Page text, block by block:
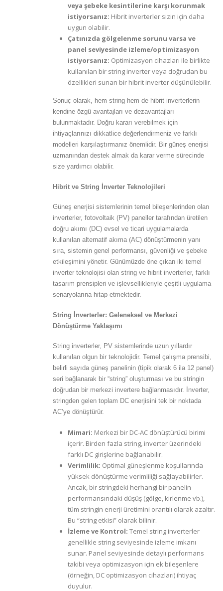
veya şebeke kesintilerine karşı korunmak
istiyorsanız: Hibrit inverterler sizin için daha
uygun olabilir.
Çatınızda gölgelenme sorunu varsa ve
panel seviyesinde izleme/optimizasyon
istiyorsanız: Optimizasyon cihazları ile birlikte
kullanılan bir string inverter veya doğrudan bu
özellikleri sunan bir hibrit inverter düşünülebilir.
Sonuç olarak, hem string hem de hibrit inverterlerin
kendine özgü avantajları ve dezavantajları
bulunmaktadır. Doğru kararı verebilmek için
ihtiyaçlarınızı dikkatlice değerlendirmeniz ve farklı
modelleri karşılaştırmanız önemlidir. Bir güneş enerjisi
uzmanından destek almak da karar verme sürecinde
size yardımcı olabilir.
Hibrit ve String İnverter Teknolojileri
Güneş enerjisi sistemlerinin temel bileşenlerinden olan
inverterler, fotovoltaik (PV) paneller tarafından üretilen
doğru akımı (DC) evsel ve ticari uygulamalarda
kullanılan alternatif akıma (AC) dönüştürmenin yanı
sıra, sistemin genel performansı, güvenliği ve şebeke
etkileşimini yönetir. Günümüzde öne çıkan iki temel
inverter teknolojisi olan string ve hibrit inverterler, farklı
tasarım prensipleri ve işlevsellikleriyle çeşitli uygulama
senaryolarına hitap etmektedir.
String İnverterler: Geleneksel ve Merkezi
Dönüştürme Yaklaşımı
String inverterler, PV sistemlerinde uzun yıllardır
kullanılan olgun bir teknolojidir. Temel çalışma prensibi,
belirli sayıda güneş panelinin (tipik olarak 6 ila 12 panel)
seri bağlanarak bir “string” oluşturması ve bu stringin
doğrudan bir merkezi invertere bağlanmasıdır. İnverter,
stringden gelen toplam DC enerjisini tek bir noktada
AC’ye dönüştürür.
Mimari: Merkezi bir DC-AC dönüştürücü birimi
içerir. Birden fazla string, inverter üzerindeki
farklı DC girişlerine bağlanabilir.
Verimlilik: Optimal güneşlenme koşullarında
yüksek dönüştürme verimliliği sağlayabilirler.
Ancak, bir stringdeki herhangi bir panelin
performansındaki düşüş (gölge, kirlenme vb.),
tüm stringin enerji üretimini orantılı olarak azaltır.
Bu “string etkisi” olarak bilinir.
İzleme ve Kontrol: Temel string inverterler
genellikle string seviyesinde izleme imkanı
sunar. Panel seviyesinde detaylı performans
takibi veya optimizasyon için ek bileşenlere
(örneğin, DC optimizasyon cihazları) ihtiyaç
duyulur.